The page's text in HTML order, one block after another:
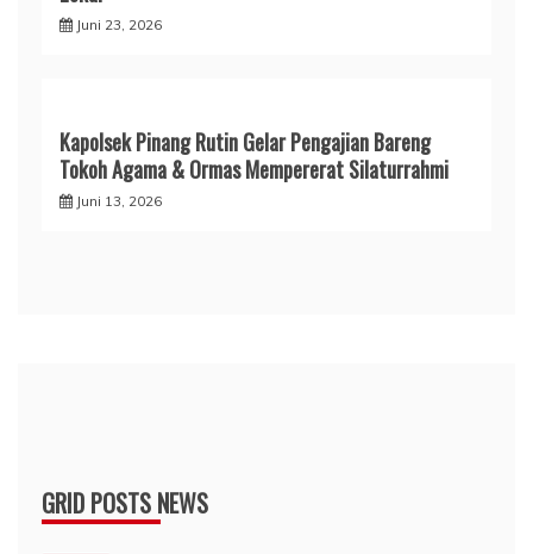
Juni 23, 2026
Kapolsek Pinang Rutin Gelar Pengajian Bareng
Tokoh Agama & Ormas Mempererat Silaturrahmi
Juni 13, 2026
GRID POSTS NEWS